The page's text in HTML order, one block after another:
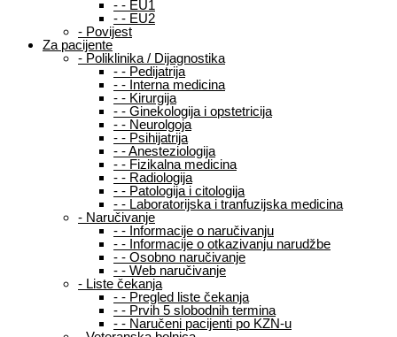
- - EU1
- - EU2
- Povijest
Za pacijente
- Poliklinika / Dijagnostika
- - Pedijatrija
- - Interna medicina
- - Kirurgija
- - Ginekologija i opstetricija
- - Neurolgoja
- - Psihijatrija
- -Anesteziologija
- - Fizikalna medicina
- - Radiologija
- - Patologija i citologija
- - Laboratorijska i tranfuzijska medicina
- Naručivanje
- - Informacije o naručivanju
- - Informacije o otkazivanju narudžbe
- - Osobno naručivanje
- - Web naručivanje
- Liste čekanja
- - Pregled liste čekanja
- - Prvih 5 slobodnih termina
- - Naručeni pacijenti po KZN-u